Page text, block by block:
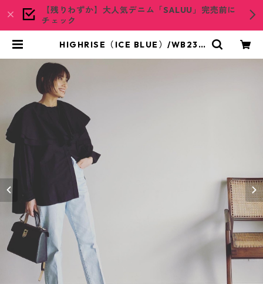
【残りわずか】大人気デニム「SALUU」完売前に
チェック
HIGHRISE（ICE BLUE）/WB233